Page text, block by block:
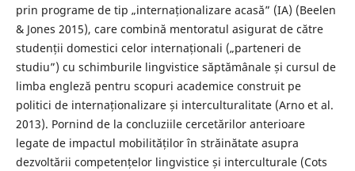
prin programe de tip „internaționalizare acasă” (IA) (Beelen
& Jones 2015), care combină mentoratul asigurat de către
studenții domestici celor internaționali („parteneri de
studiu”) cu schimburile lingvistice săptămânale și cursul de
limba engleză pentru scopuri academice construit pe
politici de internaționalizare și interculturalitate (Arno et al.
2013). Pornind de la concluziile cercetărilor anterioare
legate de impactul mobilităților în străinătate asupra
dezvoltării competențelor lingvistice și interculturale (Cots